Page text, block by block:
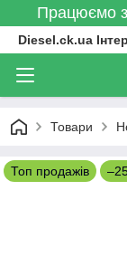
Працюємо
Diesel.ck.ua
Товари
Топ продажів